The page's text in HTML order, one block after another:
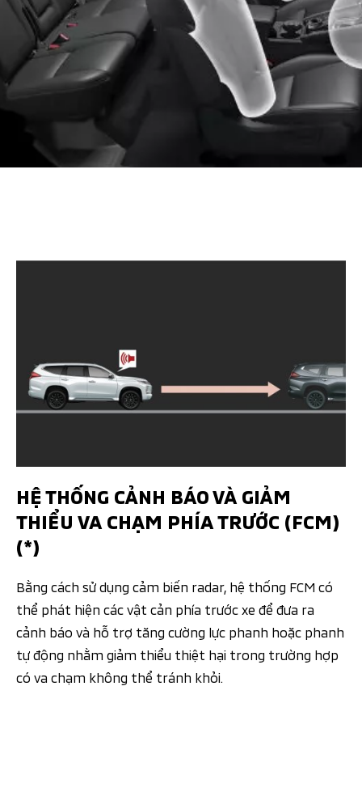
HỆ THỐNG CẢNH BÁO VÀ GIẢM
THIỂU VA CHẠM PHÍA TRƯỚC (FCM)
(*)
Bằng cách sử dụng cảm biến radar, hệ thống FCM có
thể phát hiện các vật cản phía trước xe để đưa ra
cảnh báo và hỗ trợ tăng cường lực phanh hoặc phanh
tự động nhằm giảm thiểu thiệt hại trong trường hợp
có va chạm không thể tránh khỏi.